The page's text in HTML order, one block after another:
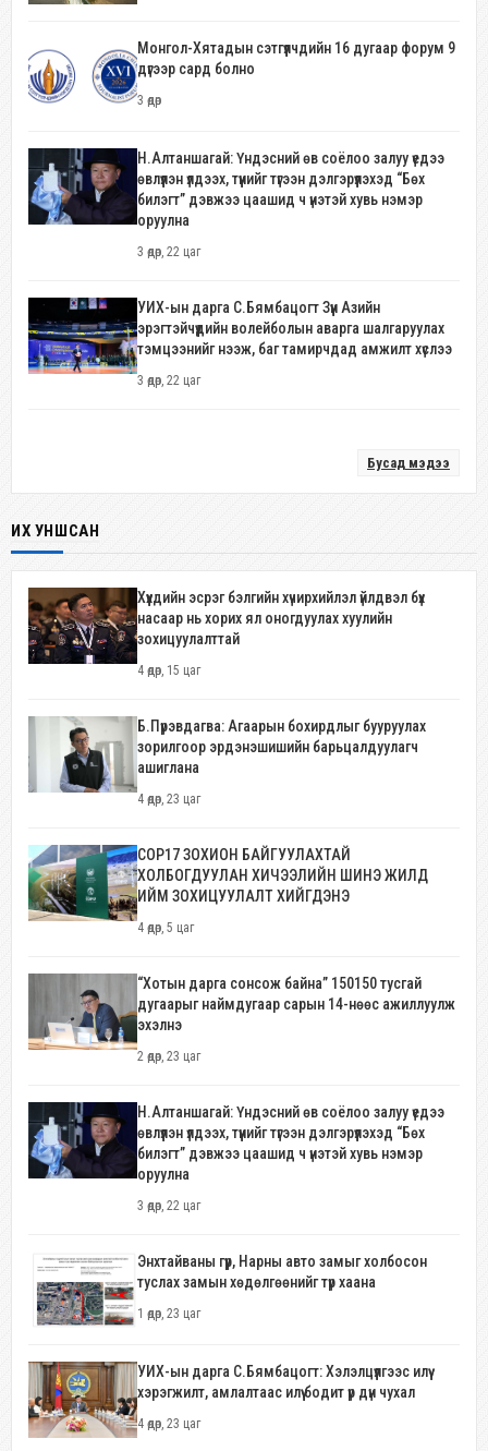
Монгол-Хятадын сэтгүүлчдийн 16 дугаар форум 9
дүгээр сард болно
3 өдөр
Н.Алтаншагай: Үндэсний өв соёлоо залуу үедээ
өвлүүлэн үлдээх, түүнийг түгээн дэлгэрүүлэхэд “Бөх
билэгт” дэвжээ цаашид ч үнэтэй хувь нэмэр
оруулна
3 өдөр, 22 цаг
УИХ-ын дарга С.Бямбацогт Зүүн Азийн
эрэгтэйчүүдийн волейболын аварга шалгаруулах
тэмцээнийг нээж, баг тамирчдад амжилт хүслээ
3 өдөр, 22 цаг
Бусад мэдээ
ИХ УНШСАН
Хүүхдийн эсрэг бэлгийн хүчирхийлэл үйлдвэл бүх
насаар нь хорих ял оногдуулах хуулийн
зохицуулалттай
4 өдөр, 15 цаг
Б.Пүрэвдагва: Агаарын бохирдлыг бууруулах
зорилгоор эрдэнэшишийн барьцалдуулагч
ашиглана
4 өдөр, 23 цаг
COP17 ЗОХИОН БАЙГУУЛАХТАЙ
ХОЛБОГДУУЛАН ХИЧЭЭЛИЙН ШИНЭ ЖИЛД
ИЙМ ЗОХИЦУУЛАЛТ ХИЙГДЭНЭ
4 өдөр, 5 цаг
“Хотын дарга сонсож байна” 150150 тусгай
дугаарыг наймдугаар сарын 14-нөөс ажиллуулж
эхэлнэ
2 өдөр, 23 цаг
Н.Алтаншагай: Үндэсний өв соёлоо залуу үедээ
өвлүүлэн үлдээх, түүнийг түгээн дэлгэрүүлэхэд “Бөх
билэгт” дэвжээ цаашид ч үнэтэй хувь нэмэр
оруулна
3 өдөр, 22 цаг
Энхтайваны гүүр, Нарны авто замыг холбосон
туслах замын хөдөлгөөнийг түр хаана
1 өдөр, 23 цаг
УИХ-ын дарга С.Бямбацогт: Хэлэлцүүлгээс илүү
хэрэгжилт, амлалтаас илүү бодит үр дүн чухал
4 өдөр, 23 цаг